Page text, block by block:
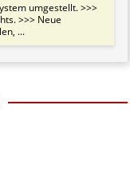
umgestellt. >>>
>>> Neue
...